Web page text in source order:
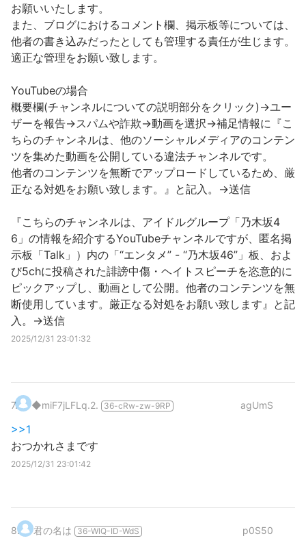
お願いいたします。
また、ブログにおけるコメント欄、掲示板等については、
他者の書き込みだったとしても管理する責任が生じます。
適正な管理をお願い致します。
YouTubeの場合
概要欄(チャンネルについての説明部分をクリック)→ユー
ザーを報告→スパムや詐欺→動画を選択→補足情報に『こ
ちらのチャンネルは、他のソーシャルメディアのコンテン
ツを集めた動画を公開している違法チャンネルです。
他者のコンテンツを無断でアップロードしているため、厳
正なる対処をお願い致します。』と記入。→送信
『こちらのチャンネルは、アイドルグループ「乃木坂4
6」の情報を紹介するYouTubeチャンネルですが、匿名掲
示板「Talk」）内の「“エンタメ” - “乃木坂46”」板、およ
び5chに投稿された誹謗中傷・ヘイトスピーチを恣意的に
ピックアップし、動画として公開。他者のコンテンツを無
断使用しています。厳正なる対処をお願い致します』と記
入。→送信
2025/12/31 23:01:32
7. ◆miF7jLFLq.2. 36-cRw-zw-9RP agUmS
>>1
おつかれさまです
2025/12/31 23:01:42
8. 君の名は 36-WlQ-ID-WdS p0S50